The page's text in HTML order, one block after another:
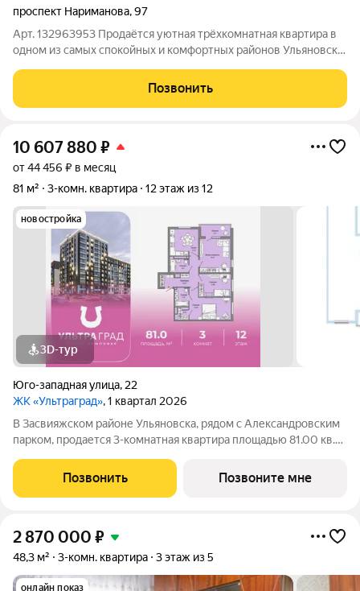
проспект Нариманова,97
Арт. 132963953 Продаётся уютная трёхкомнатная квартира в
одном из самых спокойных и комфортных районов Ульяновска!
(вероятность одобрения 95%) от 11,9% Адрес: ул. Нариманова,
97, 4-й этаж 10-этажного
Позвонить
10 607 880 ₽
от 44 456 ₽ в месяц
81 м²
3-комн. квартира 12 этаж из 12
новостройка
3D-тур
Юго-западная улица, 22
ЖК «Ультраград», 1 квартал 2026
В Засвияжском районе Ульяновска, рядом с Александровским
парком, продается 3-комнатная квартира площадью 81.00 кв.
Ультраград от федерального девелопера «Железно».
Ультраград ультра счастливый жилой
Позвонить Позвоните мне
2 870 000 ₽
48,3 м² 3-комн. квартира 3 этаж из 5
онлайн показ